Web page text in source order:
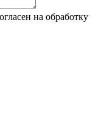
на обработку